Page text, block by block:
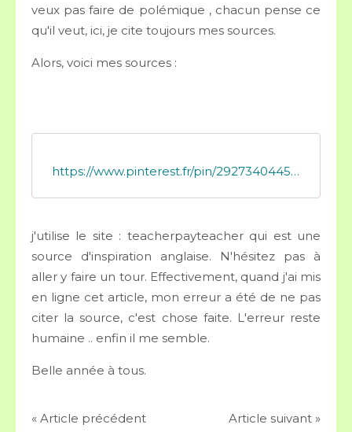
veux pas faire de polémique , chacun pense ce
qu'il veut, ici, je cite toujours mes sources.
Alors, voici mes sources :
https://www.pinterest.fr/pin/292734044535729941/
j'utilise le site : teacherpayteacher qui est une
source d'inspiration anglaise. N'hésitez pas à
aller y faire un tour. Effectivement, quand j'ai mis
en ligne cet article, mon erreur a été de ne pas
citer la source, c'est chose faite. L'erreur reste
humaine .. enfin il me semble.
Belle année à tous.
« Article précédent Article suivant »